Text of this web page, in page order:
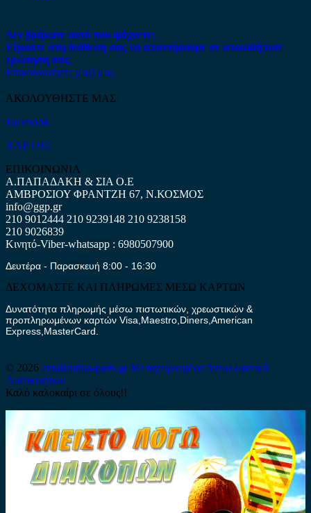
Δεν βρήκατε αυτό που ψάχνετε;
Είμαστε στη διάθεση σας να απαντήσουμε σε οποιαδήποτε
ερώτηση σας.
Επικοινωνήστε μαζί μας
ΑΚΟΛΟΥΘΗΣΤΕ ΜΑΣ
Facebook
ΧΑΡΤΗΣ
ΕΠΙΚΟΙΝΩΝΙΑ
Α.ΠΑΠΑΔΑΚΗ & ΣΙΑ Ο.Ε
ΑΜΒΡΟΣΙΟΥ ΦΡΑΝΤΖΗ 67, Ν.ΚΟΣΜΟΣ
info@ggp.gr
210 9012444 210 9239148 210 9238158
210 9026839
Κινητό-Viber-whatsapp : 6980507900
Δευτέρα - Παρασκευή 8:00 - 16:30
ΔΕΧΟΜΑΣΤΕ ΚΑΙ ΠΛΗΡΩΜΕΣ ΜΕΣΩ ΚΑΡΤΩΝ
Δυνατότητα πληρωμής μέσω πιστωτικών, χρεωστικών &
προπληρωμένων καρτών Visa,Maestro,Diners,American
Express,MasterCard.
© 2026 antallaktika-parts.grΜεταχειρισμένα Ανταλλακτικά
Αυτοκινήτων
Καλό καλοκαίρι σε όλους!!